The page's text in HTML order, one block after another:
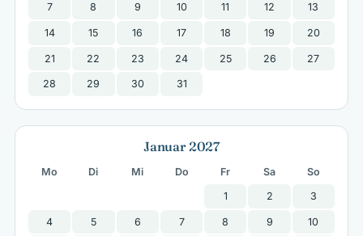
7 8 9 10 11 12 13
14 15 16 17 18 19 20
21 22 23 24 25 26 27
28 29 30 31
Januar 2027
Mo Di Mi Do Fr Sa
So
1
2 3
4 5 6 7 8 9 10